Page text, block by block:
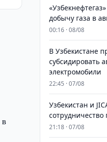
добычу газа в
00:16 · 08/08
В Узбекистане
субсидировать
электромобили
22:45 · 07/08
Узбекистан и
21:18 · 07/08